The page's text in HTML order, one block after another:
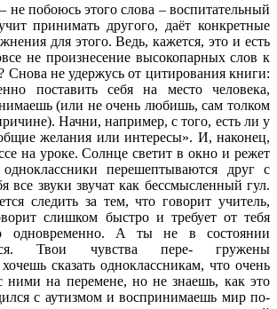
не побоюсь этого слова – воспитательный
принимать другого, даёт конкретные
для этого. Ведь, кажется, это и есть
не произнесение высокопарных слов к
не удержусь от цитирования книги:
поставить себя на место человека,
(или не очень любишь, сам толком
Начни, например, с того, есть ли у
желания или интересы». И, наконец,
на уроке. Солнце светит в окно и режет
перешептываются друг с
все звуки звучат как бессмысленный гул.
следить за тем, что говорит учитель,
слишком быстро и требует от тебя
одновременно. А ты не в состоянии
Твои чувства пере- гружены
сказать одноклассникам, что очень
ними на перемене, но не знаешь, как это
с аутизмом и воспринимаешь мир по-